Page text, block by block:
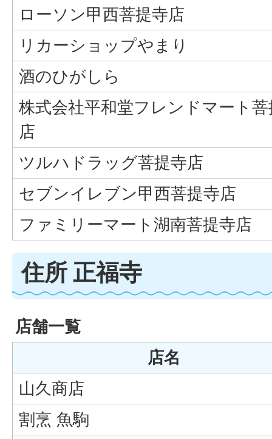
ローソン甲西菩提寺店
リカーショップやまり
酒のひがしら
株式会社平和堂フレンドマート
店
ツルハドラッグ菩提寺店
セブンイレブン甲西菩提寺店
ファミリーマート湖南菩提寺店
住所 正福寺
店舗一覧
店名
山久商店
割烹 魚駒